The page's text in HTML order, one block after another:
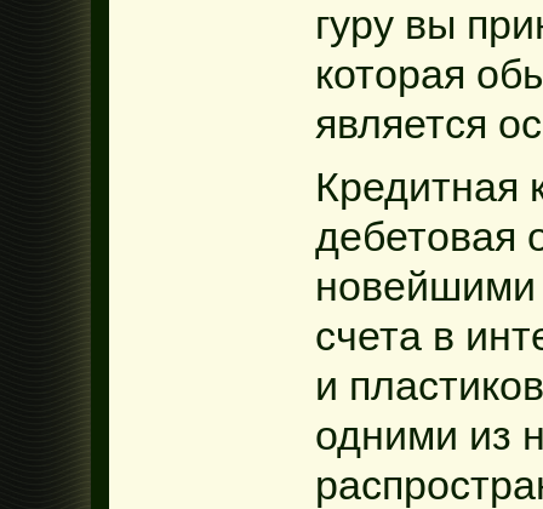
гуру вы
которая
является
Кредитная
дебетовая
новейшими
счета в
и
одними из